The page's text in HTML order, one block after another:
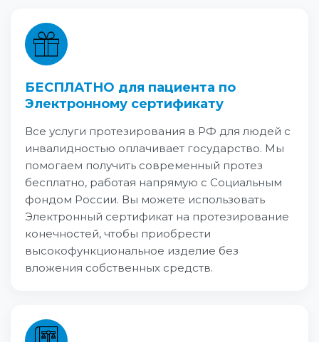
БЕСПЛАТНО для пациента по
Электронному сертификату
Все услуги протезирования в РФ для людей с
инвалидностью оплачивает государство. Мы
помогаем получить современный протез
бесплатно, работая напрямую с Социальным
фондом России. Вы можете использовать
Электронный сертификат на протезирование
конечностей, чтобы приобрести
высокофункциональное изделие без
вложения собственных средств.